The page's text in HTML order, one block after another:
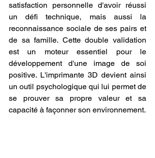
satisfaction personnelle d'avoir réussi
un défi technique, mais aussi la
reconnaissance sociale de ses pairs et
de sa famille. Cette double validation
est un moteur essentiel pour le
développement d'une image de soi
positive. L'imprimante 3D devient ainsi
un outil psychologique qui lui permet de
se prouver sa propre valeur et sa
capacité à façonner son environnement.